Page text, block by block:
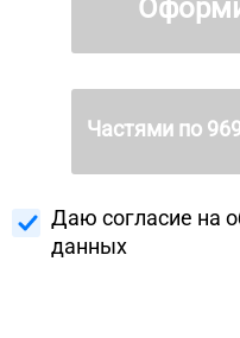
Частями по
Даю согласие на
данных